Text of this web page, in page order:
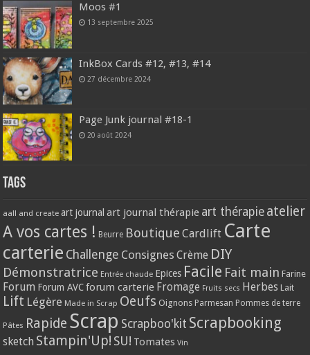
Moos #1
13 septembre 2025
InkBox Cards #12, #13, #14
27 décembre 2024
Page Junk journal #18-1
20 août 2024
Tags
aall and create art journal art journal thérapie art thérapie atelier
A vos cartes ! Beurre Boutique Cardlift Carte
carterie Challenge Consignes Crème DIY
Démonstratrice Entrée chaude Epices Facile Fait main Farine
Forum Forum AVC forum carterie Fromage Fruits secs Herbes Lait
Lift Légère Made in Scrap Oeufs Oignons Parmesan Pommes de terre
Pâtes Rapide Scrap Scrapboo'kit Scrapbooking
sketch Stampin'Up! SU! Tomates Vin